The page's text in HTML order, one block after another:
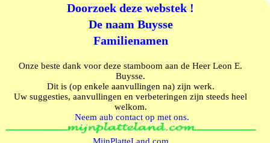
Doorzoek deze webstek !
De naam Buysse
Familienamen
Onze beste dank voor deze stamboom aan de Heer Leon E.
Buysse.
Dit is (op enkele aanvullingen na) zijn werk.
Uw suggesties, aanvullingen en verbeteringen zijn steeds heel
welkom.
Neem aub contact op met ons.